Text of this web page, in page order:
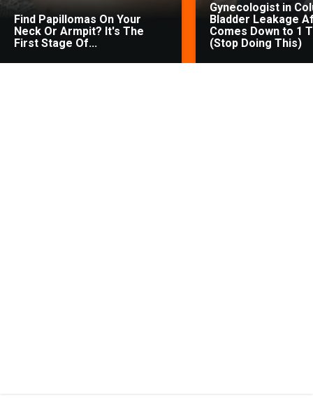
Find Papillomas On Your
Neck Or Armpit? It's The
First Stage Of...
Gynecologist in
Bladder Leakage
Comes Down to 1
(Stop Doing This)